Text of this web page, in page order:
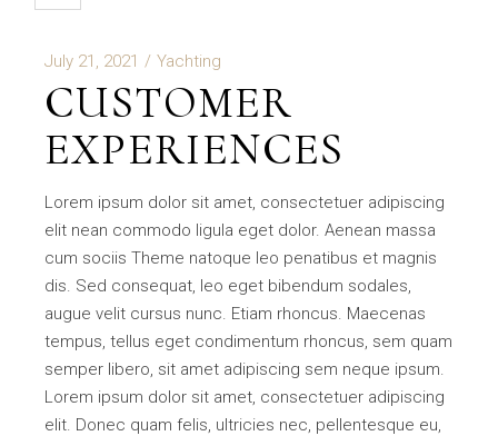
July 21, 2021 Yachting
CUSTOMER
EXPERIENCES
Lorem ipsum dolor sit amet, consectetuer adipiscing
elit nean commodo ligula eget dolor. Aenean massa
cum sociis Theme natoque leo penatibus et magnis
dis. Sed consequat, leo eget bibendum sodales,
augue velit cursus nunc. Etiam rhoncus. Maecenas
tempus, tellus eget condimentum rhoncus, sem quam
semper libero, sit amet adipiscing sem neque ipsum.
Lorem ipsum dolor sit amet, consectetuer adipiscing
elit. Donec quam felis, ultricies nec, pellentesque eu,